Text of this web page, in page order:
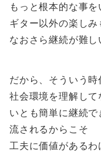
もっと根本的な事を
ギター以外の楽し
なおさら継続が難し
だから、そういう
社会環境を理解して
いとも簡単に継続
流されるからこそ
工夫に価値があるわ